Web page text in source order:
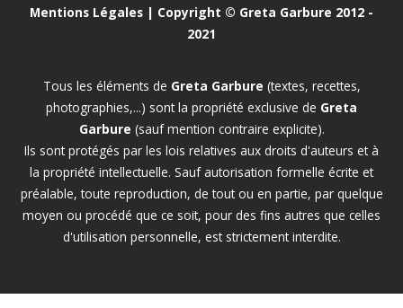
Mentions Légales | Copyright © Greta Garbure 2012 -
2021
Tous les éléments de Greta Garbure (textes, recettes,
photographies,...) sont la propriété exclusive de Greta
Garbure (sauf mention contraire explicite).
Ils sont protégés par les lois relatives aux droits d'auteurs et à
la propriété intellectuelle. Sauf autorisation formelle écrite et
préalable, toute reproduction, de tout ou en partie, par quelque
moyen ou procédé que ce soit, pour des fins autres que celles
d'utilisation personnelle, est strictement interdite.